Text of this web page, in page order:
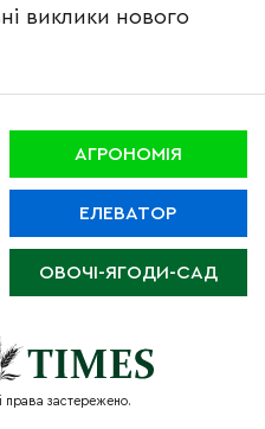
виклики нового
АГРОНОМІЯ
ЕЛЕВАТОР
ОВОЧІ-ЯГОДИ-САД
права застережено.